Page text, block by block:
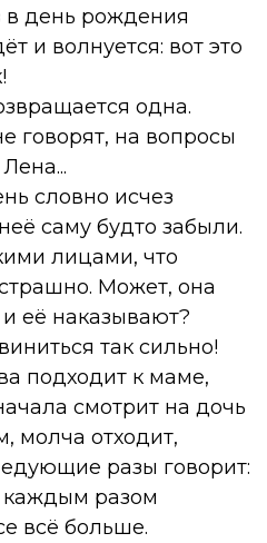
в день рождения
и волнуется: вот это
одна.
говорят, на вопросы
словно исчез
саму будто забыли.
лицами, что
Может, она
её наказывают?
так сильно!
подходит к маме,
смотрит на дочь
молча отходит,
разы говорит:
каждым разом
всё больше.